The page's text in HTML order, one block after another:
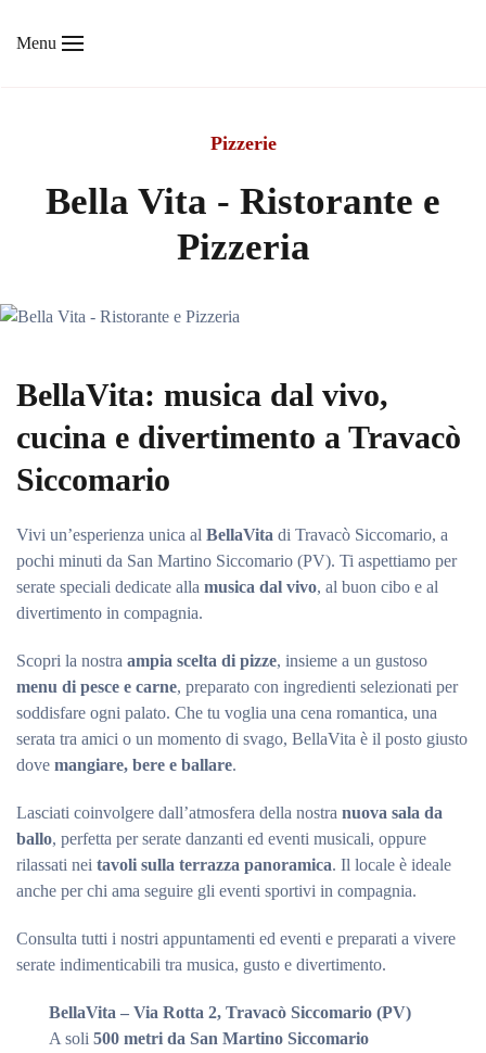
Menu
Pizzerie
Bella Vita - Ristorante e
Pizzeria
BellaVita: musica dal vivo,
cucina e divertimento a Travacò
Siccomario
Vivi un’esperienza unica al BellaVita di Travacò Siccomario, a
pochi minuti da San Martino Siccomario (PV). Ti aspettiamo per
serate speciali dedicate alla musica dal vivo, al buon cibo e al
divertimento in compagnia.
Scopri la nostra ampia scelta di pizze, insieme a un gustoso
menu di pesce e carne, preparato con ingredienti selezionati per
soddisfare ogni palato. Che tu voglia una cena romantica, una
serata tra amici o un momento di svago, BellaVita è il posto giusto
dove mangiare, bere e ballare.
Lasciati coinvolgere dall’atmosfera della nostra nuova sala da
ballo, perfetta per serate danzanti ed eventi musicali, oppure
rilassati nei tavoli sulla terrazza panoramica. Il locale è ideale
anche per chi ama seguire gli eventi sportivi in compagnia.
Consulta tutti i nostri appuntamenti ed eventi e preparati a vivere
serate indimenticabili tra musica, gusto e divertimento.
BellaVita – Via Rotta 2, Travacò Siccomario (PV)
A soli 500 metri da San Martino Siccomario